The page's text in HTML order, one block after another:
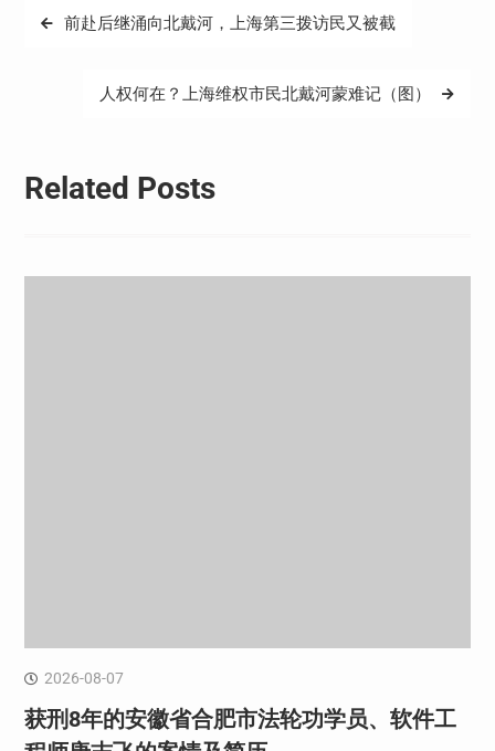
文
前赴后继涌向北戴河，上海第三拨访民又被截
人权何在？上海维权市民北戴河蒙难记（图）
Related Posts
2026-08-07
获刑8年的安徽省合肥市法轮功学员、软件工